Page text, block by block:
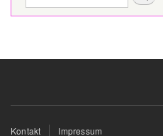
Fußbereichsmenü
Kontakt Impressum